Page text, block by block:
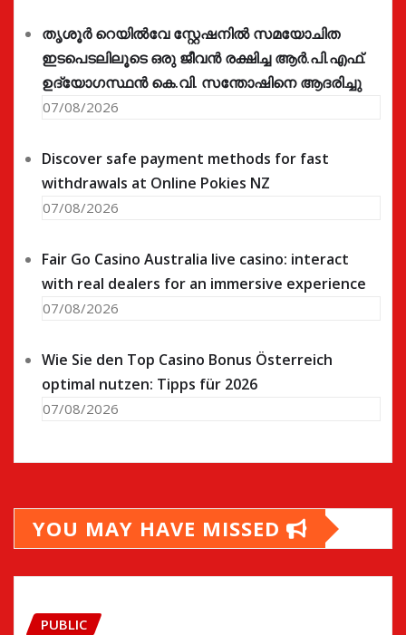
തൃശൂർ റെയിൽവേ സ്റ്റേഷനിൽ സമയോചിത
ഇടപെടലിലൂടെ ഒരു ജീവൻ രക്ഷിച്ച ആർ.പി.എഫ്.
ഉദ്യോഗസ്ഥൻ കെ.വി. സന്തോഷിനെ ആദരിച്ചു
07/08/2026
Discover safe payment methods for fast
withdrawals at Online Pokies NZ
07/08/2026
Fair Go Casino Australia live casino: interact
with real dealers for an immersive experience
07/08/2026
Wie Sie den Top Casino Bonus Österreich
optimal nutzen: Tipps für 2026
07/08/2026
YOU MAY HAVE MISSED
PUBLIC